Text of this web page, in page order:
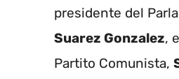
presidente del
Suarez Gonzalez,
Partito Comunista,